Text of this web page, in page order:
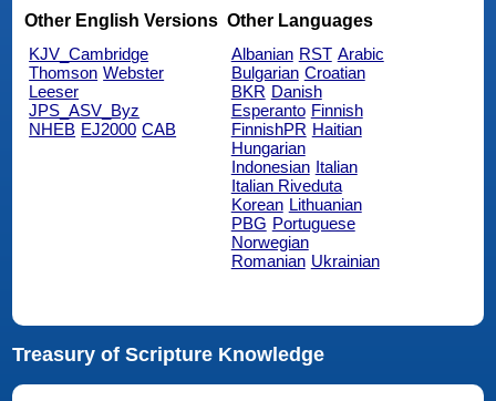
Other English Versions
KJV_Cambridge
Thomson Webster
Leeser
JPS_ASV_Byz
NHEB EJ2000 CAB
Other Languages
Albanian RST Arabic
Bulgarian Croatian
BKR Danish
Esperanto Finnish
FinnishPR Haitian
Hungarian
Indonesian Italian
Italian Riveduta
Korean Lithuanian
PBG Portuguese
Norwegian
Romanian Ukrainian
Treasury of Scripture Knowledge